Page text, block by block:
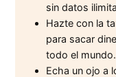
sin datos
Hazte con la
para sacar
todo el mundo.
Echa un ojo a